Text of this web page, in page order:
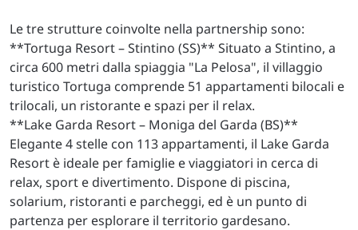
Le tre strutture coinvolte nella partnership sono:
**Tortuga Resort – Stintino (SS)** Situato a Stintino, a
circa 600 metri dalla spiaggia "La Pelosa", il villaggio
turistico Tortuga comprende 51 appartamenti bilocali e
trilocali, un ristorante e spazi per il relax.
**Lake Garda Resort – Moniga del Garda (BS)**
Elegante 4 stelle con 113 appartamenti, il Lake Garda
Resort è ideale per famiglie e viaggiatori in cerca di
relax, sport e divertimento. Dispone di piscina,
solarium, ristoranti e parcheggi, ed è un punto di
partenza per esplorare il territorio gardesano.